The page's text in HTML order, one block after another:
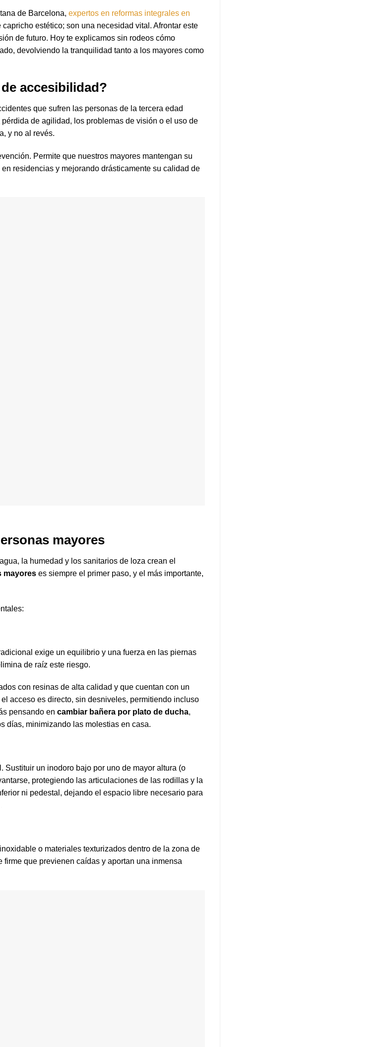
de Barcelona, expertos en reformas integrales en
capricho estético; son una necesidad vital. Afrontar este
de futuro. Hoy te explicamos sin rodeos cómo
devolviendo la tranquilidad tanto a los mayores como
accesibilidad?
que sufren las personas de la tercera edad
de agilidad, los problemas de visión o el uso de
y no al revés.
Permite que nuestros mayores mantengan su
residencias y mejorando drásticamente su calidad de
mayores
la humedad y los sanitarios de loza crean el
mayores es siempre el primer paso, y el más importante,
exige un equilibrio y una fuerza en las piernas
de raíz este riesgo.
con resinas de alta calidad y que cuentan con un
acceso es directo, sin desniveles, permitiendo incluso
pensando en cambiar bañera por plato de ducha,
días, minimizando las molestias en casa.
Sustituir un inodoro bajo por uno de mayor altura (o
protegiendo las articulaciones de las rodillas y la
ni pedestal, dejando el espacio libre necesario para
o materiales texturizados dentro de la zona de
que previenen caídas y aportan una inmensa